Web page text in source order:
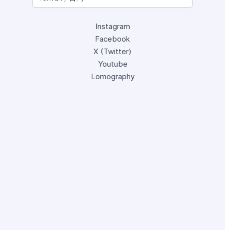
Instagram
Facebook
X (Twitter)
Youtube
Lomography